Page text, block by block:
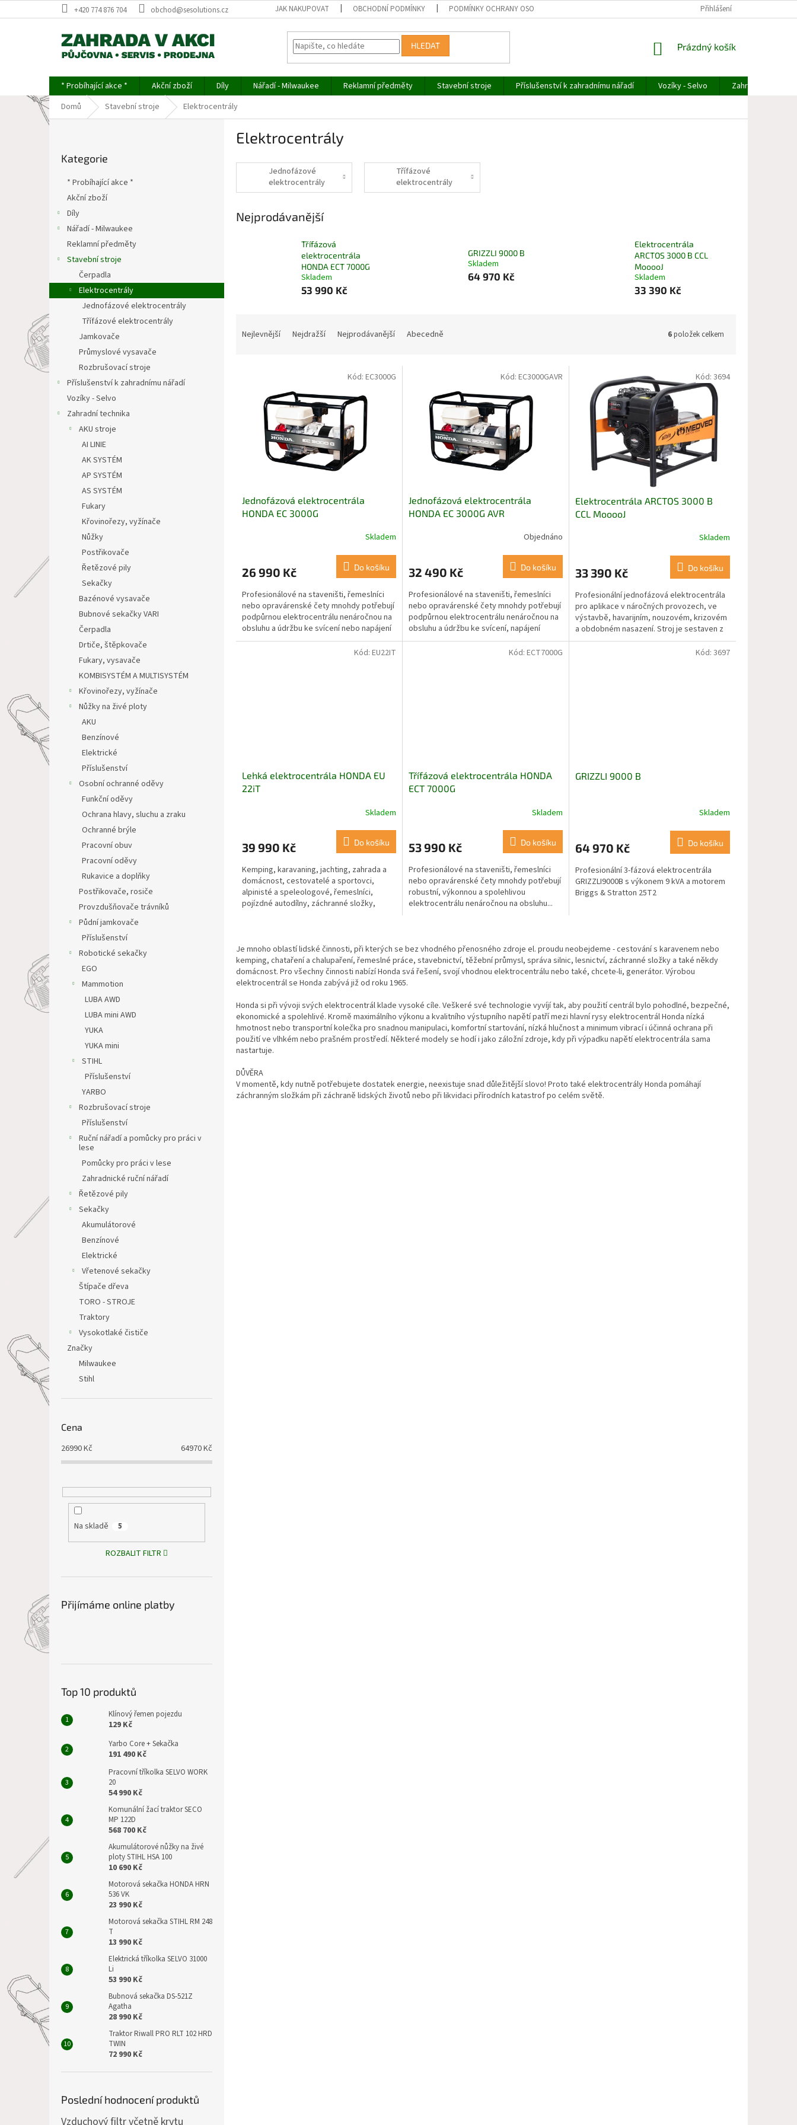
na
+420 774 876 704 obchod@sesolutions.cz JAK NAKUPOVAT OBCHODNÍ PODMÍNKY PODMÍNKY OCHRANY OSOBNÍCH ÚDAJŮ ODSTOUPENÍ OD OBJEDNÁVKY REKLAMACE ZBOŽÍ
Přihlášení
HLEDAT
NÁKUPNÍ
Prázdný košík
* Probíhající akce * Akční zboží Díly Nářadí - Milwaukee Reklamní předměty Stavební stroje Příslušenství k zahradnímu nářadí Vozíky - Selvo
Zahradní technika
Domů
Stavební stroje Elektrocentrály
P
e
l
kategorie
Kategorie
* Probíhající akce *
Akční zboží
Díly
Nářadí - Milwaukee
Reklamní předměty
Stavební stroje
Čerpadla
Elektrocentrály
Jednofázové elektrocentrály
Třífázové elektrocentrály
Jamkovače
Průmyslové vysavače
Rozbrušovací stroje
Příslušenství k zahradnímu nářadí
Vozíky - Selvo
Zahradní technika
AKU stroje
AI LINIE
AK SYSTÉM
AP SYSTÉM
AS SYSTÉM
Fukary
Křovinořezy, vyžínače
Nůžky
Postřikovače
Řetězové pily
Sekačky
Bazénové vysavače
Bubnové sekačky VARI
Čerpadla
Drtiče, štěpkovače
Fukary, vysavače
KOMBISYSTÉM A MULTISYSTÉM
Křovinořezy, vyžínače
Nůžky na živé ploty
AKU
Benzínové
Elektrické
Příslušenství
Osobní ochranné oděvy
Funkční oděvy
Ochrana hlavy, sluchu a zraku
Ochranné brýle
Pracovní obuv
Pracovní oděvy
Rukavice a doplňky
Postřikovače, rosiče
Provzdušňovače trávníků
Půdní jamkovače
Příslušenství
Robotické sekačky
EGO
Mammotion
LUBA AWD
LUBA mini AWD
YUKA
YUKA mini
STIHL
Příslušenství
YARBO
Rozbrušovací stroje
Příslušenství
Ruční nářadí a pomůcky pro práci v
lese
Pomůcky pro práci v lese
Zahradnické ruční nářadí
Řetězové pily
Sekačky
Akumulátorové
Benzínové
Elektrické
Vřetenové sekačky
Štípače dřeva
TORO - STROJE
Traktory
Vysokotlaké čističe
Značky
Milwaukee
Stihl
Cena
26990Kč 64970Kč
Na skladě 5
ROZBALIT FILTR
Přijímáme online platby
Top 10 produktů
Klínový řemen pojezdu
129 Kč
Yarbo Core + Sekačka
191 490 Kč
Pracovní tříkolka SELVO WORK
20
54 990 Kč
Komunální žací traktor SECO
MP 122D
568 700 Kč
Akumulátorové nůžky na živé
ploty STIHL HSA 100
10 690 Kč
Motorová sekačka HONDA HRN
536 VK
23 990 Kč
Motorová sekačka STIHL RM 248
T
13 990 Kč
Elektrická tříkolka SELVO 31000
Li
53 990 Kč
Bubnová sekačka DS-521Z
Agatha
28 990 Kč
Traktor Riwall PRO RLT 102 HRD
TWIN
72 990 Kč
Poslední hodnocení produktů
Vzduchový filtr včetně krytu
Elektrocentrály
Jednofázové
elektrocentrály
Třífázové
elektrocentrály
Nejprodávanější
Třífázová
elektrocentrála
HONDA ECT 7000G
Skladem
53 990 Kč
GRIZZLI 9000 B
Skladem
64 970 Kč
Elektrocentrála
ARCTOS 3000 B CCL
MooooJ
Skladem
33 390 Kč
Nejlevnější Nejdražší Nejprodávanější Abecedně 6položek celkem
Jednofázová elektrocentrála
HONDA EC 3000G
Skladem
26 990 Kč Do košíku
Profesionálové na staveništi, řemeslníci
nebo opravárenské čety mnohdy potřebují
podpůrnou elektrocentrálu nenáročnou na
obsluhu a údržbu ke svícení nebo napájení
ručního...
Kód: EC3000G
Jednofázová elektrocentrála
HONDA EC 3000G AVR
Objednáno
32 490 Kč Do košíku
Profesionálové na staveništi, řemeslníci
nebo opravárenské čety mnohdy potřebují
podpůrnou elektrocentrálu nenáročnou na
obsluhu a údržbu ke svícení, napájení
ručního...
Kód: EC3000GAVR
Elektrocentrála ARCTOS 3000 B
CCL MooooJ
Skladem
33 390 Kč Do košíku
Profesionální jednofázová elektrocentrála
pro aplikace v náročných provozech, ve
výstavbě, havarijním, nouzovém, krizovém
a obdobném nasazení. Stroj je sestaven z
vysoce...
Kód: 3694
Lehká elektrocentrála HONDA EU
22iT
Skladem
39 990 Kč Do košíku
Kemping, karavaning, jachting, zahrada a
domácnost, cestovatelé a sportovci,
alpinisté a speleologové, řemeslníci,
pojízdné autodílny, záchranné složky,
Kód: EU22IT
Třífázová elektrocentrála HONDA
ECT 7000G
Skladem
53 990 Kč Do košíku
Profesionálové na staveništi, řemeslníci
nebo opravárenské čety mnohdy potřebují
robustní, výkonnou a spolehlivou
elektrocentrálu nenáročnou na obsluhu...
Kód: ECT7000G
GRIZZLI 9000 B
Skladem
64 970 Kč Do košíku
Profesionální 3-fázová elektrocentrála
GRIZZLI9000B s výkonem 9 kVA a motorem
Briggs & Stratton 25T2
Kód: 3697
v
l
á
d
c
í
p
r
v
v
ý
p
Je mnoho oblastí lidské činnosti, při kterých se bez vhodného přenosného zdroje el. proudu neobejdeme - cestování s karavenem nebo
kemping, chataření a chalupaření, řemeslné práce, stavebnictví, těžební průmysl, správa silnic, lesnictví, záchranné složky a také někdy
domácnost. Pro všechny činnosti nabízí Honda svá řešení, svojí vhodnou elektrocentrálu nebo také, chcete-li, generátor. Výrobou
elektrocentrál se Honda zabývá již od roku 1965.
Honda si při vývoji svých elektrocentrál klade vysoké cíle. Veškeré své technologie vyvíjí tak, aby použití centrál bylo pohodlné, bezpečné,
ekonomické a spolehlivé. Kromě maximálního výkonu a kvalitního výstupního napětí patří mezi hlavní rysy elektrocentrál Honda nízká
hmotnost nebo transportní kolečka pro snadnou manipulaci, komfortní startování, nízká hlučnost a minimum vibrací i účinná ochrana při
použití ve vlhkém nebo prašném prostředí. Některé modely se hodí i jako záložní zdroje, kdy při výpadku napětí elektrocentrála sama
nastartuje.
DŮVĚRA
V momentě, kdy nutně potřebujete dostatek energie, neexistuje snad důležitější slovo! Proto také elektrocentrály Honda pomáhají
záchranným složkám při záchraně lidských životů nebo při likvidaci přírodních katastrof po celém světě.